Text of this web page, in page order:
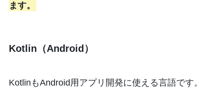
ます。
Kotlin（Android）
KotlinもAndroid用アプリ開発に使える言語です。